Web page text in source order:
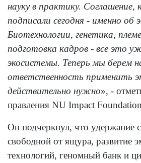
науку в практику.
подписали сегодня - именно об
Биотехнологии, генетика,
подготовка кадров - все это
экосистемы. Теперь мы берем
ответственность применить
действительно нужно», -
правления NU Impact
Он подчеркнул, что удержание
свободной от ящура, развитие
технологий, геномный банк и